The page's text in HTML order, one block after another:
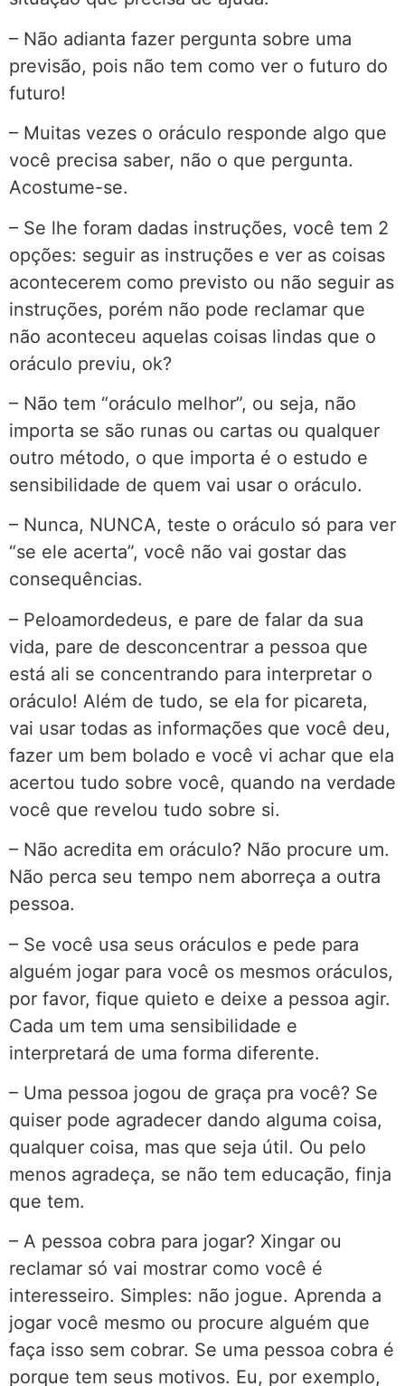
– Não adianta fazer pergunta sobre uma
previsão, pois não tem como ver o futuro do
futuro!
– Muitas vezes o oráculo responde algo que
você precisa saber, não o que pergunta.
Acostume-se.
– Se lhe foram dadas instruções, você tem 2
opções: seguir as instruções e ver as coisas
acontecerem como previsto ou não seguir as
instruções, porém não pode reclamar que
não aconteceu aquelas coisas lindas que o
oráculo previu, ok?
– Não tem “oráculo melhor”, ou seja, não
importa se são runas ou cartas ou qualquer
outro método, o que importa é o estudo e
sensibilidade de quem vai usar o oráculo.
– Nunca, NUNCA, teste o oráculo só para ver
“se ele acerta”, você não vai gostar das
consequências.
– Peloamordedeus, e pare de falar da sua
vida, pare de desconcentrar a pessoa que
está ali se concentrando para interpretar o
oráculo! Além de tudo, se ela for picareta,
vai usar todas as informações que você deu,
fazer um bem bolado e você vi achar que ela
acertou tudo sobre você, quando na verdade
você que revelou tudo sobre si.
– Não acredita em oráculo? Não procure um.
Não perca seu tempo nem aborreça a outra
pessoa.
– Se você usa seus oráculos e pede para
alguém jogar para você os mesmos oráculos,
por favor, fique quieto e deixe a pessoa agir.
Cada um tem uma sensibilidade e
interpretará de uma forma diferente.
– Uma pessoa jogou de graça pra você? Se
quiser pode agradecer dando alguma coisa,
qualquer coisa, mas que seja útil. Ou pelo
menos agradeça, se não tem educação, finja
que tem.
– A pessoa cobra para jogar? Xingar ou
reclamar só vai mostrar como você é
interesseiro. Simples: não jogue. Aprenda a
jogar você mesmo ou procure alguém que
faça isso sem cobrar. Se uma pessoa cobra é
porque tem seus motivos. Eu, por exemplo,